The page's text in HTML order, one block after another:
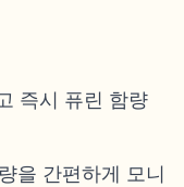
즉시 퓨린 함량
을 간편하게 모니